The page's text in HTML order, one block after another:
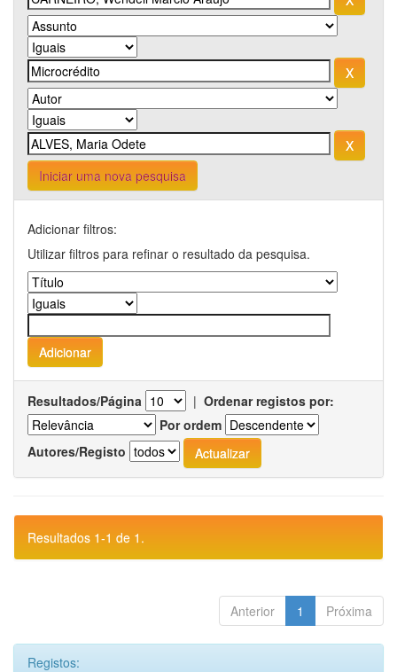
Iniciar uma nova pesquisa
Adicionar filtros:
Utilizar filtros para refinar o resultado da pesquisa.
Resultados/Página | Ordenar registos por:
Por ordem
Autores/Registo
Resultados 1-1 de 1.
Anterior 1 Próxima
Registos: